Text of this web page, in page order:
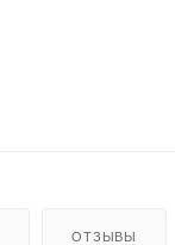
ОТЗЫВЫ